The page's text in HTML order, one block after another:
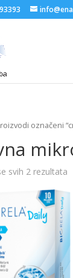
označeni
svih 2 rezultata